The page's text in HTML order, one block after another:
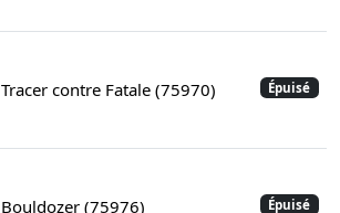
Épuisé
Tracer contre Fatale (75970)
Épuisé
Bouldozer (75976)